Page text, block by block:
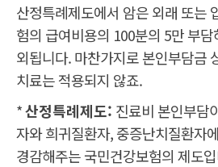
산정특례제도에서 암은 외래 또는
험의 급여비용의 100분의 5만 부
외됩니다. 마찬가지로 본인부담금
치료는 적용되지 않죠.
*산정특례제도: 진료비 본인부담
자와 희귀질환자, 중증난치질환자
경감해주는 국민건강보험의 제도